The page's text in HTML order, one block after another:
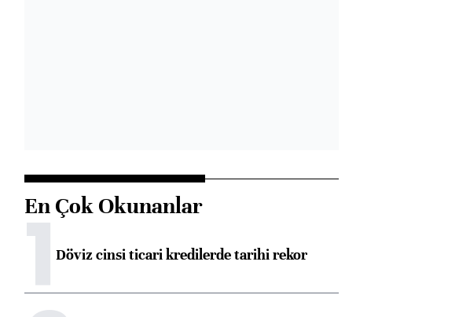
En Çok Okunanlar
1Döviz cinsi ticari kredilerde tarihi rekor